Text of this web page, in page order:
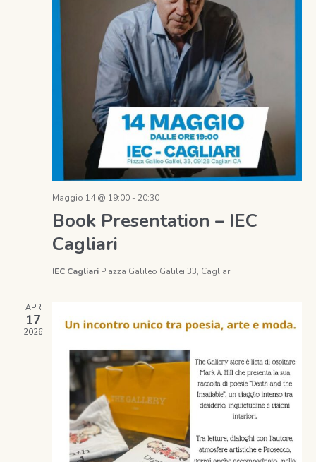
Maggio 14 @ 19:00 - 20:30
Book Presentation – IEC
Cagliari
IEC Cagliari Piazza Galileo Galilei 33, Cagliari
APR
17
2026